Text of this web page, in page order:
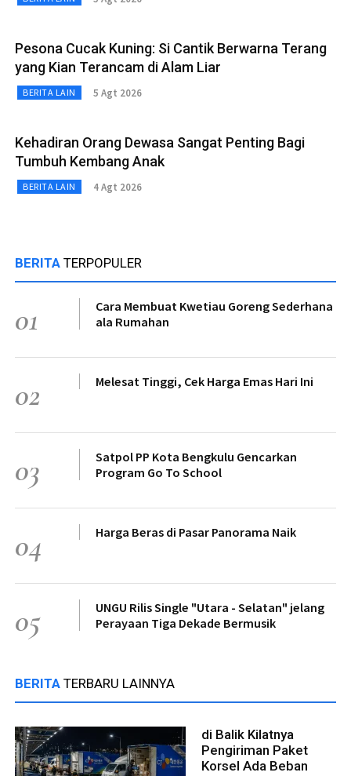
Pesona Cucak Kuning: Si Cantik Berwarna Terang
yang Kian Terancam di Alam Liar
BERITA LAIN 5 Agt 2026
Kehadiran Orang Dewasa Sangat Penting Bagi
Tumbuh Kembang Anak
BERITA LAIN 4 Agt 2026
BERITA TERPOPULER
01
Cara Membuat Kwetiau Goreng Sederhana
ala Rumahan
02 Melesat Tinggi, Cek Harga Emas Hari Ini
03
Satpol PP Kota Bengkulu Gencarkan
Program Go To School
04 Harga Beras di Pasar Panorama Naik
05
UNGU Rilis Single "Utara - Selatan" jelang
Perayaan Tiga Dekade Bermusik
BERITA TERBARU LAINNYA
di Balik Kilatnya
Pengiriman Paket
Korsel Ada Beban